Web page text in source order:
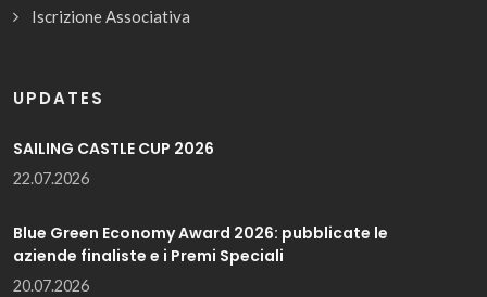
Iscrizione Associativa
UPDATES
SAILING CASTLE CUP 2026
22.07.2026
Blue Green Economy Award 2026: pubblicate le
aziende finaliste e i Premi Speciali
20.07.2026